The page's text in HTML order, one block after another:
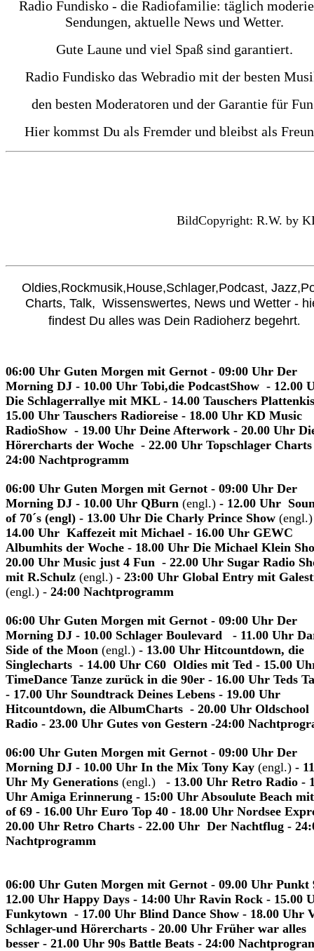
Radio Fundisko - die Radiofamilie: täglich
Sendungen, aktuelle News und Wetter.
Gute Laune und viel Spaß sind garantiert.
Radio Fundisko das Webradio mit der besten
den besten Moderatoren und der Garantie für
Hier kommst Du als Fremder und bleibst als
BildCopyright: R.W. by
Oldies,Rockmusik,House,Schlager,Podcast,
Charts, Talk, Wissenswertes, News und Wetter -
findest Du alles was Dein Radioherz begehrt.
06:00 Uhr Guten Morgen mit Gernot - 09:00 Uhr Der
Morning DJ - 10.00 Uhr Tobi,die PodcastShow - 12.00
Die Schlagerrallye mit MKL - 14.00 Tauschers
15.00 Uhr Tauschers Radioreise - 18.00 Uhr KD Music
RadioShow - 19.00 Uhr Deine Afterwork - 20.00 Uhr
Hörercharts der Woche - 22.00 Uhr Topschlager
24:00 Nachtprogramm
06:00 Uhr Guten Morgen mit Gernot - 09:00 Uhr Der
Morning DJ - 10.00 Uhr QBurn (engl.) - 12.00 Uhr
of 70´s (engl) - 13.00 Uhr Die Charly Prince Show (engl.)
14.00 Uhr Kaffezeit mit Michael - 16.00 Uhr GEWC
Albumhits der Woche - 18.00 Uhr Die Michael Klein
20.00 Uhr Music just 4 Fun - 22.00 Uhr Sugar Radio
mit R.Schulz (engl.) - 23:00 Uhr Global Entry mit
(engl.) - 24:00 Nachtprogramm
06:00 Uhr Guten Morgen mit Gernot - 09:00 Uhr Der
Morning DJ - 10.00 Schlager Boulevard - 11.00 Uhr
Side of the Moon (engl.) - 13.00 Uhr Hitcountdown, die
Singlecharts - 14.00 Uhr C60 Oldies mit Ted - 15.00
TimeDance Tanze zurück in die 90er - 16.00 Uhr Teds
- 17.00 Uhr Soundtrack Deines Lebens - 19.00 Uhr
Hitcountdown, die AlbumCharts - 20.00 Uhr Oldschool
Radio - 23.00 Uhr Gutes von Gestern -24:00
06:00 Uhr Guten Morgen mit Gernot - 09:00 Uhr Der
Morning DJ - 10.00 Uhr In the Mix Tony Kay (engl.) -
Uhr My Generations (engl.) - 13.00 Uhr Retro Radio -
Uhr Amiga Erinnerung - 15:00 Uhr Absoulute Beach
of 69 - 16.00 Uhr Euro Top 40 - 18.00 Uhr Nordsee
20.00 Uhr Retro Charts - 22.00 Uhr Der Nachtflug -
Nachtprogramm
06:00 Uhr Guten Morgen mit Gernot - 09.00 Uhr Punkt
12.00 Uhr Happy Days - 14:00 Uhr Ravin Rock - 15.00
Funkytown - 17.00 Uhr Blind Dance Show - 18.00 Uhr
Schlager-und Hörercharts - 20.00 Uhr Früher war alles
besser - 21.00 Uhr 90s Battle Beats - 24:00